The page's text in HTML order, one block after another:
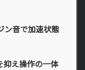
ン音で加速状態
抑え操作の一体